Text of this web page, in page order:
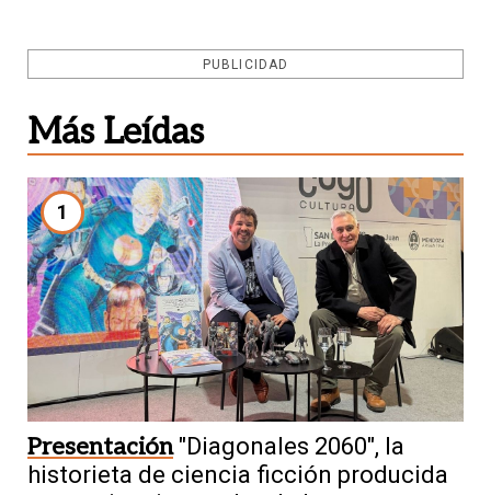
PUBLICIDAD
Más Leídas
1
Presentación "Diagonales 2060", la
historieta de ciencia ficción producida